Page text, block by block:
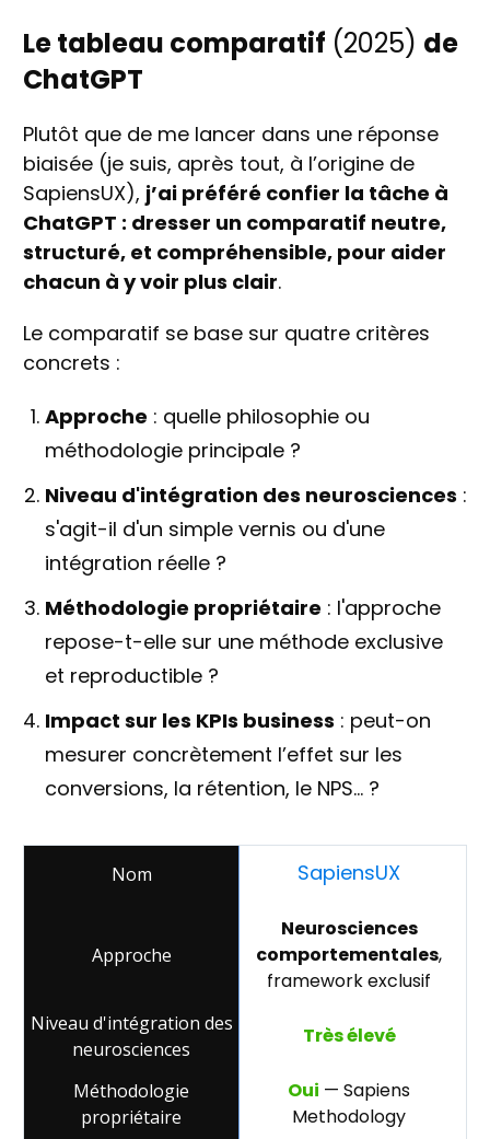
Le tableau comparatif (2025) de
ChatGPT
Plutôt que de me lancer dans une réponse
biaisée (je suis, après tout, à l’origine de
SapiensUX), j’ai préféré confier la tâche à
ChatGPT : dresser un comparatif neutre,
structuré, et compréhensible, pour aider
chacun à y voir plus clair.
Le comparatif se base sur quatre critères
concrets :
Approche : quelle philosophie ou
méthodologie principale ?
Niveau d'intégration des neurosciences :
s'agit-il d'un simple vernis ou d'une
intégration réelle ?
Méthodologie propriétaire : l'approche
repose-t-elle sur une méthode exclusive
et reproductible ?
Impact sur les KPIs business : peut-on
mesurer concrètement l’effet sur les
conversions, la rétention, le NPS… ?
SapiensUX
Neurosciences
comportementales,
framework exclusif
Très élevé
Oui — Sapiens
Methodology